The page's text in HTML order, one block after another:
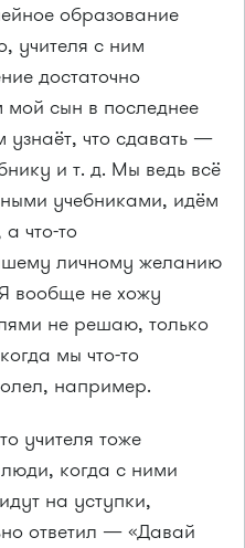
образование
учителя с ним
достаточно
сын в последнее
узнаёт, что сдавать —
и т. д. Мы ведь всё
учебниками, идём
что-то
личному желанию
вообще не хожу
не решаю, только
мы что-то
например.
учителя тоже
когда с ними
на уступки,
ответил — «Давай